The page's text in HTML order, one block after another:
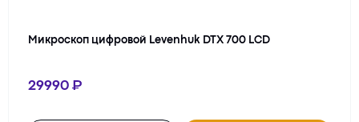
Микроскоп цифровой Levenhuk DTX 700 LCD
29990